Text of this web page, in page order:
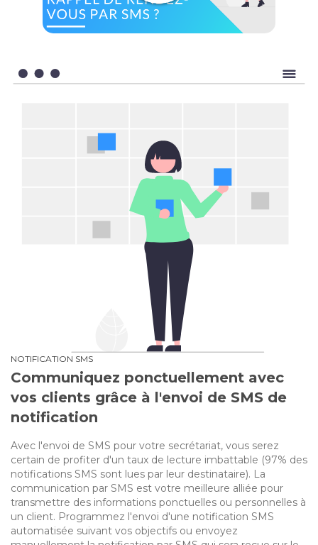
NOTIFICATION SMS
Communiquez ponctuellement avec
vos clients grâce à l'envoi de SMS de
notification
Avec l'envoi de SMS pour votre secrétariat, vous serez
certain de profiter d'un taux de lecture imbattable (97% des
notifications SMS sont lues par leur destinataire). La
communication par SMS est votre meilleure alliée pour
transmettre des informations ponctuelles ou personnelles à
un client. Programmez l'envoi d'une notification SMS
automatisée suivant vos objectifs ou envoyez